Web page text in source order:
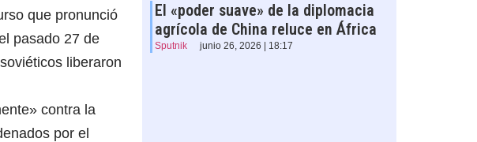
que pronunció
pasado 27 de
liberaron
contra la
por el
El «poder suave» de la diplomacia
agrícola de China reluce en África
Sputnik junio 26, 2026 | 18:17